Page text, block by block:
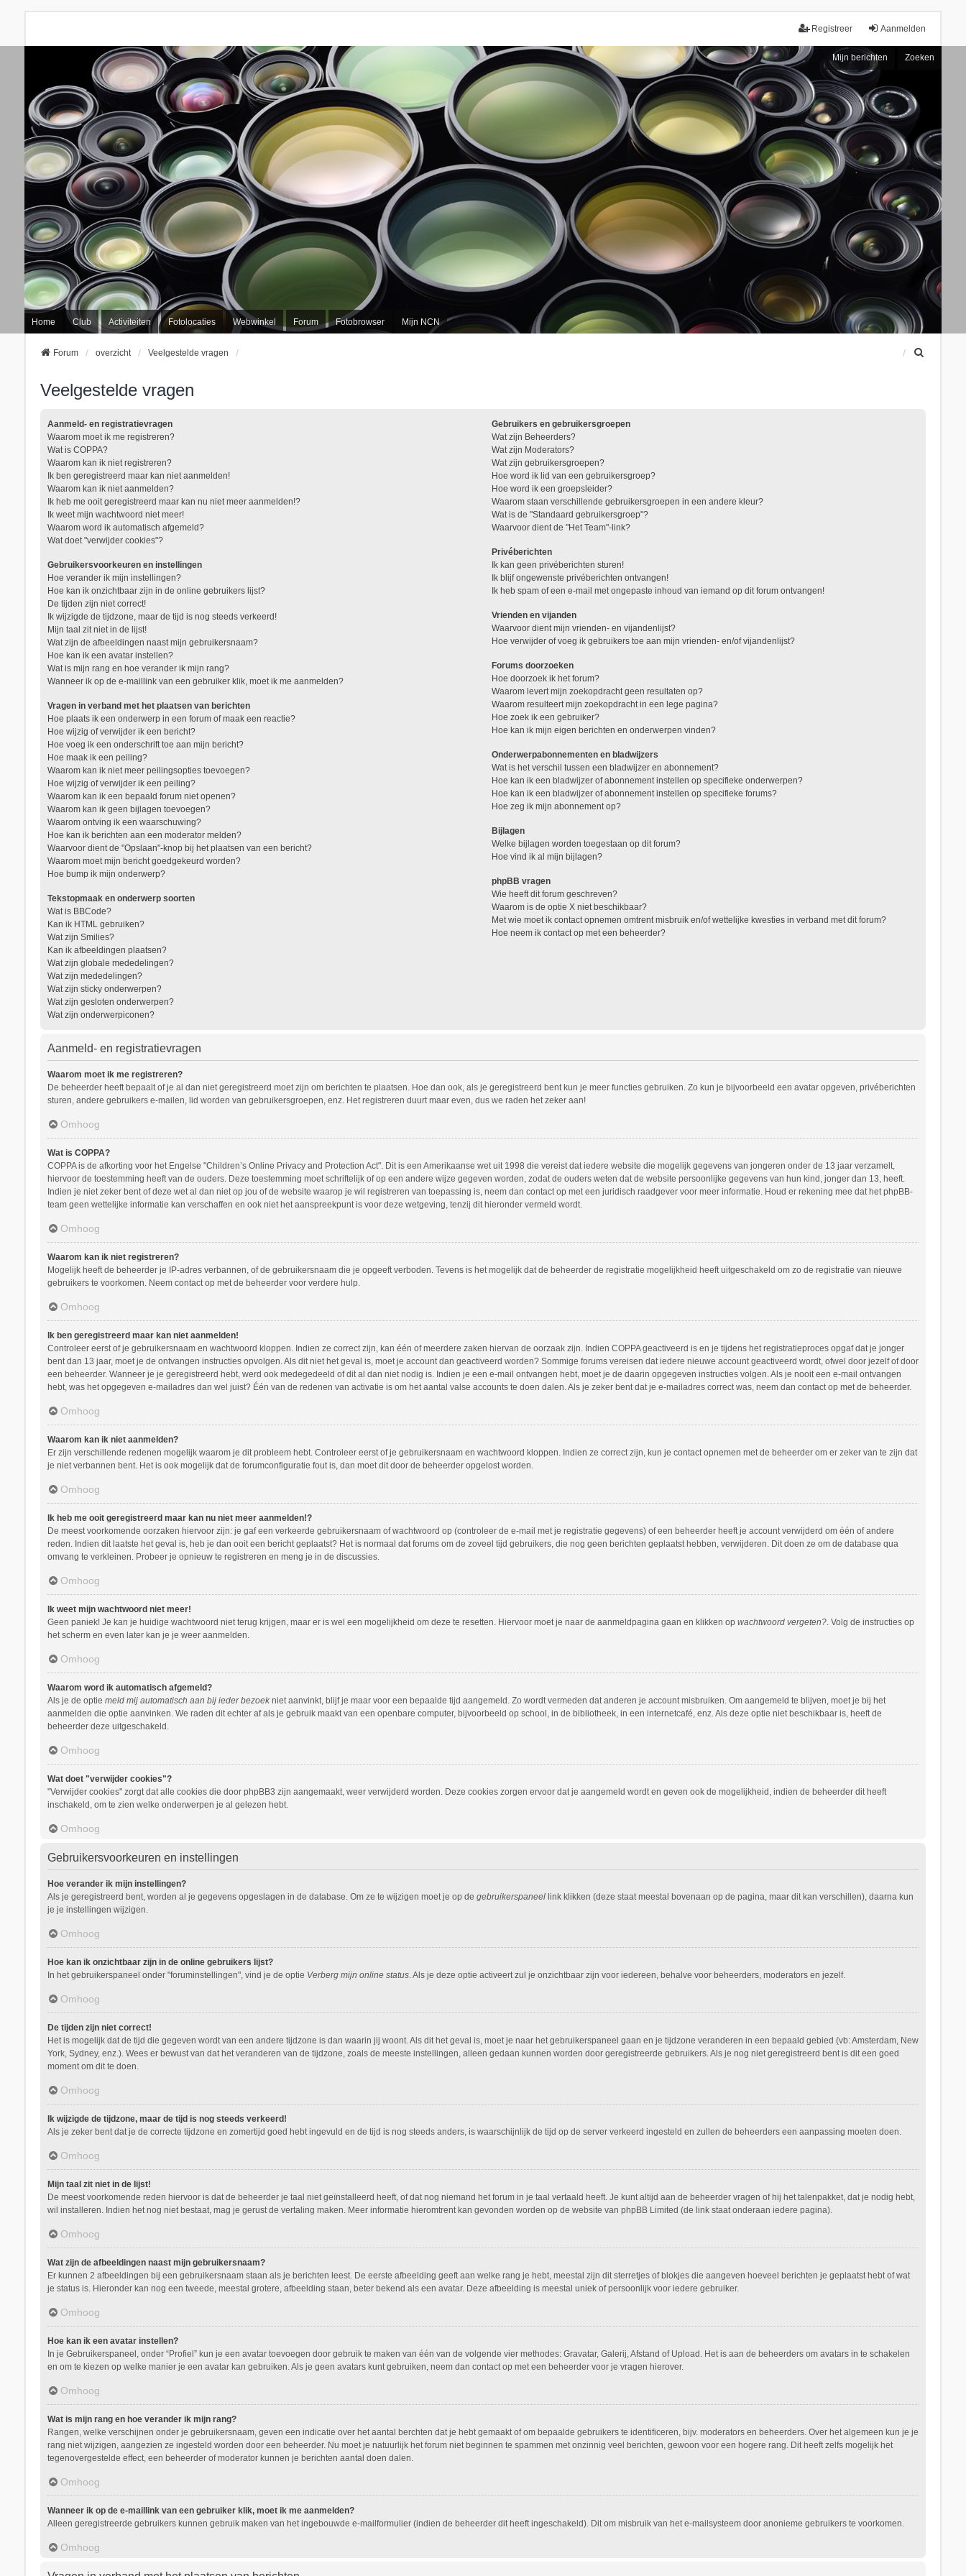
Aanmelden
Registreer
Mijn berichten Zoeken
Home Club Activiteiten Fotolocaties Webwinkel Forum Fotobrowser Mijn NCN
Forum overzicht Veelgestelde vragen
Veelgestelde vragen
Aanmeld- en registratievragen
Waarom moet ik me registreren?
Wat is COPPA?
Waarom kan ik niet registreren?
Ik ben geregistreerd maar kan niet aanmelden!
Waarom kan ik niet aanmelden?
Ik heb me ooit geregistreerd maar kan nu niet meer aanmelden!?
Ik weet mijn wachtwoord niet meer!
Waarom word ik automatisch afgemeld?
Wat doet "verwijder cookies"?
Gebruikersvoorkeuren en instellingen
Hoe verander ik mijn instellingen?
Hoe kan ik onzichtbaar zijn in de online gebruikers lijst?
De tijden zijn niet correct!
Ik wijzigde de tijdzone, maar de tijd is nog steeds verkeerd!
Mijn taal zit niet in de lijst!
Wat zijn de afbeeldingen naast mijn gebruikersnaam?
Hoe kan ik een avatar instellen?
Wat is mijn rang en hoe verander ik mijn rang?
Wanneer ik op de e-maillink van een gebruiker klik, moet ik me aanmelden?
Vragen in verband met het plaatsen van berichten
Hoe plaats ik een onderwerp in een forum of maak een reactie?
Hoe wijzig of verwijder ik een bericht?
Hoe voeg ik een onderschrift toe aan mijn bericht?
Hoe maak ik een peiling?
Waarom kan ik niet meer peilingsopties toevoegen?
Hoe wijzig of verwijder ik een peiling?
Waarom kan ik een bepaald forum niet openen?
Waarom kan ik geen bijlagen toevoegen?
Waarom ontving ik een waarschuwing?
Hoe kan ik berichten aan een moderator melden?
Waarvoor dient de "Opslaan"-knop bij het plaatsen van een bericht?
Waarom moet mijn bericht goedgekeurd worden?
Hoe bump ik mijn onderwerp?
Tekstopmaak en onderwerp soorten
Wat is BBCode?
Kan ik HTML gebruiken?
Wat zijn Smilies?
Kan ik afbeeldingen plaatsen?
Wat zijn globale mededelingen?
Wat zijn mededelingen?
Wat zijn sticky onderwerpen?
Wat zijn gesloten onderwerpen?
Wat zijn onderwerpiconen?
Gebruikers en gebruikersgroepen
Wat zijn Beheerders?
Wat zijn Moderators?
Wat zijn gebruikersgroepen?
Hoe word ik lid van een gebruikersgroep?
Hoe word ik een groepsleider?
Waarom staan verschillende gebruikersgroepen in een andere kleur?
Wat is de "Standaard gebruikersgroep"?
Waarvoor dient de "Het Team"-link?
Privéberichten
Ik kan geen privéberichten sturen!
Ik blijf ongewenste privéberichten ontvangen!
Ik heb spam of een e-mail met ongepaste inhoud van iemand op dit forum ontvangen!
Vrienden en vijanden
Waarvoor dient mijn vrienden- en vijandenlijst?
Hoe verwijder of voeg ik gebruikers toe aan mijn vrienden- en/of vijandenlijst?
Forums doorzoeken
Hoe doorzoek ik het forum?
Waarom levert mijn zoekopdracht geen resultaten op?
Waarom resulteert mijn zoekopdracht in een lege pagina?
Hoe zoek ik een gebruiker?
Hoe kan ik mijn eigen berichten en onderwerpen vinden?
Onderwerpabonnementen en bladwijzers
Wat is het verschil tussen een bladwijzer en abonnement?
Hoe kan ik een bladwijzer of abonnement instellen op specifieke onderwerpen?
Hoe kan ik een bladwijzer of abonnement instellen op specifieke forums?
Hoe zeg ik mijn abonnement op?
Bijlagen
Welke bijlagen worden toegestaan op dit forum?
Hoe vind ik al mijn bijlagen?
phpBB vragen
Wie heeft dit forum geschreven?
Waarom is de optie X niet beschikbaar?
Met wie moet ik contact opnemen omtrent misbruik en/of wettelijke kwesties in verband met dit forum?
Hoe neem ik contact op met een beheerder?
Aanmeld- en registratievragen
Waarom moet ik me registreren?
De beheerder heeft bepaalt of je al dan niet geregistreerd moet zijn om berichten te plaatsen. Hoe dan ook, als je geregistreerd bent kun je meer functies gebruiken. Zo kun je bijvoorbeeld een avatar opgeven, privéberichten
sturen, andere gebruikers e-mailen, lid worden van gebruikersgroepen, enz. Het registreren duurt maar even, dus we raden het zeker aan!
Omhoog
Wat is COPPA?
COPPA is de afkorting voor het Engelse "Children’s Online Privacy and Protection Act". Dit is een Amerikaanse wet uit 1998 die vereist dat iedere website die mogelijk gegevens van jongeren onder de 13 jaar verzamelt,
hiervoor de toestemming heeft van de ouders. Deze toestemming moet schriftelijk of op een andere wijze gegeven worden, zodat de ouders weten dat de website persoonlijke gegevens van hun kind, jonger dan 13, heeft.
Indien je niet zeker bent of deze wet al dan niet op jou of de website waarop je wil registreren van toepassing is, neem dan contact op met een juridisch raadgever voor meer informatie. Houd er rekening mee dat het phpBB-
team geen wettelijke informatie kan verschaffen en ook niet het aanspreekpunt is voor deze wetgeving, tenzij dit hieronder vermeld wordt.
Omhoog
Waarom kan ik niet registreren?
Mogelijk heeft de beheerder je IP-adres verbannen, of de gebruikersnaam die je opgeeft verboden. Tevens is het mogelijk dat de beheerder de registratie mogelijkheid heeft uitgeschakeld om zo de registratie van nieuwe
gebruikers te voorkomen. Neem contact op met de beheerder voor verdere hulp.
Omhoog
Ik ben geregistreerd maar kan niet aanmelden!
Controleer eerst of je gebruikersnaam en wachtwoord kloppen. Indien ze correct zijn, kan één of meerdere zaken hiervan de oorzaak zijn. Indien COPPA geactiveerd is en je tijdens het registratieproces opgaf dat je jonger
bent dan 13 jaar, moet je de ontvangen instructies opvolgen. Als dit niet het geval is, moet je account dan geactiveerd worden? Sommige forums vereisen dat iedere nieuwe account geactiveerd wordt, ofwel door jezelf of door
een beheerder. Wanneer je je geregistreerd hebt, werd ook medegedeeld of dit al dan niet nodig is. Indien je een e-mail ontvangen hebt, moet je de daarin opgegeven instructies volgen. Als je nooit een e-mail ontvangen
hebt, was het opgegeven e-mailadres dan wel juist? Één van de redenen van activatie is om het aantal valse accounts te doen dalen. Als je zeker bent dat je e-mailadres correct was, neem dan contact op met de beheerder.
Omhoog
Waarom kan ik niet aanmelden?
Er zijn verschillende redenen mogelijk waarom je dit probleem hebt. Controleer eerst of je gebruikersnaam en wachtwoord kloppen. Indien ze correct zijn, kun je contact opnemen met de beheerder om er zeker van te zijn dat
je niet verbannen bent. Het is ook mogelijk dat de forumconfiguratie fout is, dan moet dit door de beheerder opgelost worden.
Omhoog
Ik heb me ooit geregistreerd maar kan nu niet meer aanmelden!?
De meest voorkomende oorzaken hiervoor zijn: je gaf een verkeerde gebruikersnaam of wachtwoord op (controleer de e-mail met je registratie gegevens) of een beheerder heeft je account verwijderd om één of andere
reden. Indien dit laatste het geval is, heb je dan ooit een bericht geplaatst? Het is normaal dat forums om de zoveel tijd gebruikers, die nog geen berichten geplaatst hebben, verwijderen. Dit doen ze om de database qua
omvang te verkleinen. Probeer je opnieuw te registreren en meng je in de discussies.
Omhoog
Ik weet mijn wachtwoord niet meer!
Geen paniek! Je kan je huidige wachtwoord niet terug krijgen, maar er is wel een mogelijkheid om deze te resetten. Hiervoor moet je naar de aanmeldpagina gaan en klikken op wachtwoord vergeten?. Volg de instructies op
het scherm en even later kan je je weer aanmelden.
Omhoog
Waarom word ik automatisch afgemeld?
Als je de optie meld mij automatisch aan bij ieder bezoekniet aanvinkt, blijf je maar voor een bepaalde tijd aangemeld. Zo wordt vermeden dat anderen je account misbruiken. Om aangemeld te blijven, moet je bij het
aanmelden die optie aanvinken. We raden dit echter af als je gebruik maakt van een openbare computer, bijvoorbeeld op school, in de bibliotheek, in een internetcafé, enz. Als deze optie niet beschikbaar is, heeft de
beheerder deze uitgeschakeld.
Omhoog
Wat doet "verwijder cookies"?
"Verwijder cookies" zorgt dat alle cookies die door phpBB3 zijn aangemaakt, weer verwijderd worden. Deze cookies zorgen ervoor dat je aangemeld wordt en geven ook de mogelijkheid, indien de beheerder dit heeft
inschakeld, om te zien welke onderwerpen je al gelezen hebt.
Omhoog
Gebruikersvoorkeuren en instellingen
Hoe verander ik mijn instellingen?
Als je geregistreerd bent, worden al je gegevens opgeslagen in de database. Om ze te wijzigen moet je op de gebruikerspaneellink klikken (deze staat meestal bovenaan op de pagina, maar dit kan verschillen), daarna kun
je je instellingen wijzigen.
Omhoog
Hoe kan ik onzichtbaar zijn in de online gebruikers lijst?
In het gebruikerspaneel onder "foruminstellingen", vind je de optie Verberg mijn online status. Als je deze optie activeert zul je onzichtbaar zijn voor iedereen, behalve voor beheerders, moderators en jezelf.
Omhoog
De tijden zijn niet correct!
Het is mogelijk dat de tijd die gegeven wordt van een andere tijdzone is dan waarin jij woont. Als dit het geval is, moet je naar het gebruikerspaneel gaan en je tijdzone veranderen in een bepaald gebied (vb: Amsterdam, New
York, Sydney, enz.). Wees er bewust van dat het veranderen van de tijdzone, zoals de meeste instellingen, alleen gedaan kunnen worden door geregistreerde gebruikers. Als je nog niet geregistreerd bent is dit een goed
moment om dit te doen.
Omhoog
Ik wijzigde de tijdzone, maar de tijd is nog steeds verkeerd!
Als je zeker bent dat je de correcte tijdzone en zomertijd goed hebt ingevuld en de tijd is nog steeds anders, is waarschijnlijk de tijd op de server verkeerd ingesteld en zullen de beheerders een aanpassing moeten doen.
Omhoog
Mijn taal zit niet in de lijst!
De meest voorkomende reden hiervoor is dat de beheerder je taal niet geïnstalleerd heeft, of dat nog niemand het forum in je taal vertaald heeft. Je kunt altijd aan de beheerder vragen of hij het talenpakket, dat je nodig hebt,
wil installeren. Indien het nog niet bestaat, mag je gerust de vertaling maken. Meer informatie hieromtrent kan gevonden worden op de website van phpBB Limited (de link staat onderaan iedere pagina).
Omhoog
Wat zijn de afbeeldingen naast mijn gebruikersnaam?
Er kunnen 2 afbeeldingen bij een gebruikersnaam staan als je berichten leest. De eerste afbeelding geeft aan welke rang je hebt, meestal zijn dit sterretjes of blokjes die aangeven hoeveel berichten je geplaatst hebt of wat
je status is. Hieronder kan nog een tweede, meestal grotere, afbeelding staan, beter bekend als een avatar. Deze afbeelding is meestal uniek of persoonlijk voor iedere gebruiker.
Omhoog
Hoe kan ik een avatar instellen?
In je Gebruikerspaneel, onder “Profiel” kun je een avatar toevoegen door gebruik te maken van één van de volgende vier methodes: Gravatar, Galerij, Afstand of Upload. Het is aan de beheerders om avatars in te schakelen
en om te kiezen op welke manier je een avatar kan gebruiken. Als je geen avatars kunt gebruiken, neem dan contact op met een beheerder voor je vragen hierover.
Omhoog
Wat is mijn rang en hoe verander ik mijn rang?
Rangen, welke verschijnen onder je gebruikersnaam, geven een indicatie over het aantal berchten dat je hebt gemaakt of om bepaalde gebruikers te identificeren, bijv. moderators en beheerders. Over het algemeen kun je je
rang niet wijzigen, aangezien ze ingesteld worden door een beheerder. Nu moet je natuurlijk het forum niet beginnen te spammen met onzinnig veel berichten, gewoon voor een hogere rang. Dit heeft zelfs mogelijk het
tegenovergestelde effect, een beheerder of moderator kunnen je berichten aantal doen dalen.
Omhoog
Wanneer ik op de e-maillink van een gebruiker klik, moet ik me aanmelden?
Alleen geregistreerde gebruikers kunnen gebruik maken van het ingebouwde e-mailformulier (indien de beheerder dit heeft ingeschakeld). Dit om misbruik van het e-mailsysteem door anonieme gebruikers te voorkomen.
Omhoog